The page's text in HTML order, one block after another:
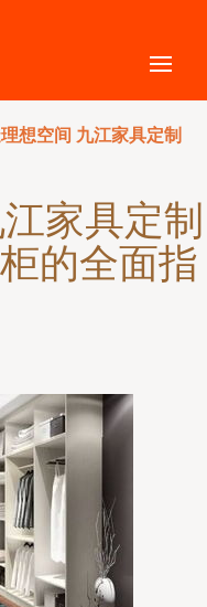
想空间 九江家具定制
家具定制
的全面指